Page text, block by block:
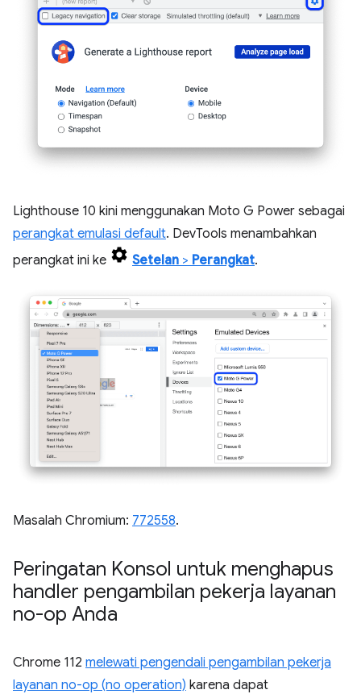
Lighthouse 10 kini menggunakan Moto G Power sebagai
perangkat emulasi default. DevTools menambahkan
perangkat ini ke
Setelan > Perangkat.
Masalah Chromium: 772558.
Peringatan Konsol untuk menghapus
handler pengambilan pekerja layanan
no-op Anda
Chrome 112 melewati pengendali pengambilan pekerja
layanan no-op (no operation) karena dapat